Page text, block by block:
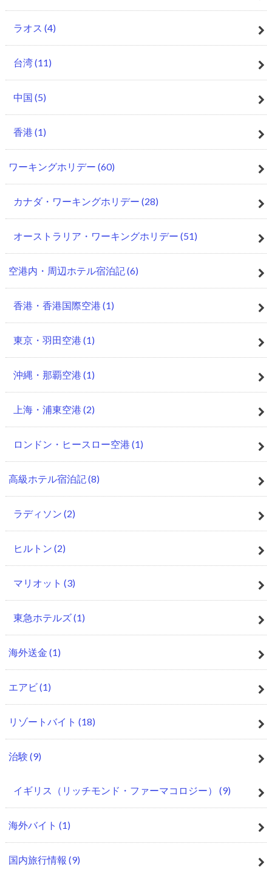
ラオス (4)
台湾(11)
中国 (5)
香港 (1)
ワーキングホリデー (60)
カナダ・ワーキングホリデー (28)
オーストラリア・ワーキングホリデー (51)
空港内・周辺ホテル宿泊記(6)
香港・香港国際空港 (1)
東京・羽田空港 (1)
沖縄・那覇空港 (1)
上海・浦東空港 (2)
ロンドン・ヒースロー空港 (1)
高級ホテル宿泊記(8)
ラディソン (2)
ヒルトン (2)
マリオット (3)
東急ホテルズ(1)
海外送金 (1)
エアビ(1)
リゾートバイト (18)
治験 (9)
イギリス（リッチモンド・ファーマコロジー） (9)
海外バイト (1)
国内旅行情報 (9)